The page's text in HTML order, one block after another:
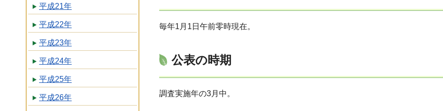
平成21年
平成22年
平成23年
平成24年
平成25年
平成26年
毎年1月1日午前零時現在。
公表の時期
調査実施年の3月中。